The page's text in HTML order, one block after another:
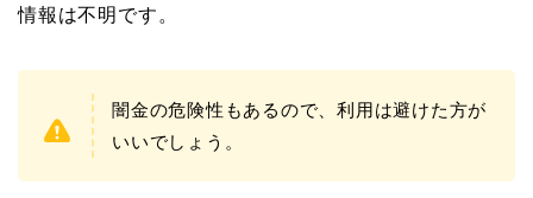
情報は不明です。
闇金の危険性もあるので、利用は避けた方が
いいでしょう。